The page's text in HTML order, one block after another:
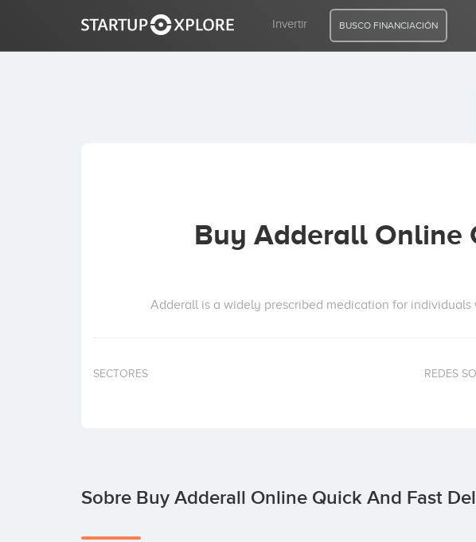
Invertir BUSCO FINANCIACIÓN
Buy Adderall Online
Adderall is a widely prescribed medication for
SECTORES REDES
Sobre Buy Adderall Online Quick And Fast